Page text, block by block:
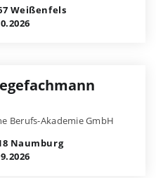
Weißenfels
Berufs-Akademie GmbH
Naumburg